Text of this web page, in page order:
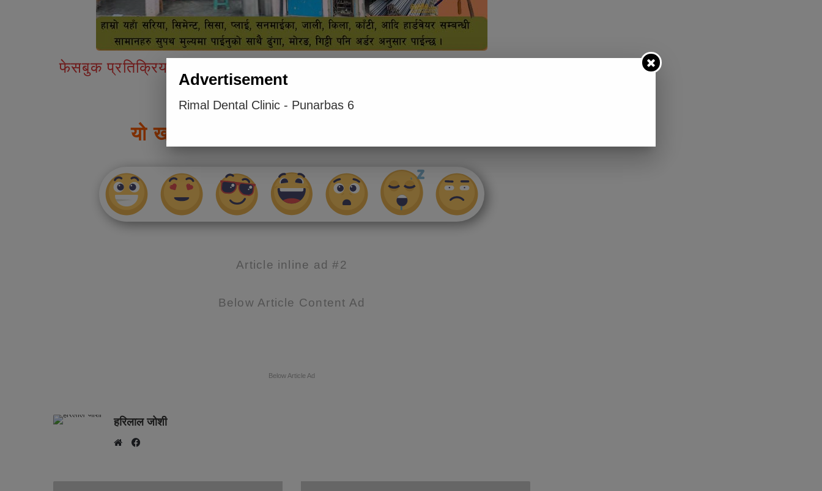
फेसबुक प्रतिक्रियाहरु
यो खबर पढेर तपाईलाई कस्तो महसुस भयो ?
Article inline ad #2
Below Article Content Ad
Below Article Ad
हरिलाल जोशी
Advertisement
Rimal Dental Clinic - Punarbas 6